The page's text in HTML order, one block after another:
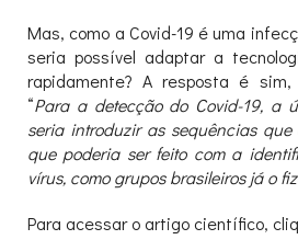
Mas, como a Covid-19 é uma
seria possível adaptar a
rapidamente? A resposta é
“Para a detecção do Covid-19, a
seria introduzir as sequências que
que poderia ser feito com a
vírus, como grupos brasileiros já o
Para acessar o artigo científico,